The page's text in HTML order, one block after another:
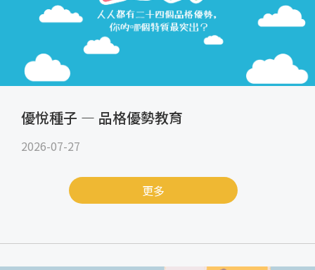
優悅種子 — 品格優勢教育
2026-07-27
更多